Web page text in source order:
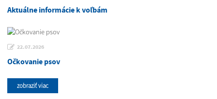
Aktuálne informácie k voľbám
22.07.2026
Očkovanie psov
zobraziť viac